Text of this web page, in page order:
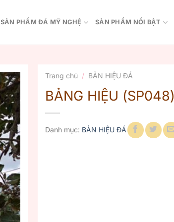
SẢN PHẨM ĐÁ MỸ NGHỆ SẢN PHẨM NỔI BẬT
Trang chủ / BẢN HIỆU ĐÁ
BẢNG HIỆU (SP048)
Danh mục: BẢN HIỆU ĐÁ